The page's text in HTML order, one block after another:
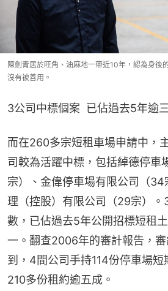
陳劍青居於旺角、油麻地一帶近10年，認為身後
沒有被善用。
3公司中標個案  已佔過去5年逾
而在260多宗短租車場申請中，
司較為活躍中標，包括綽德停車
宗）、金偉停車場有限公司（
理（控股）有限公司（29宗）。
數，已佔過去5年公開招標短租
一。翻查2006年的審計報告，
到，4間公司手持114份停車場
210多份租約逾五成。